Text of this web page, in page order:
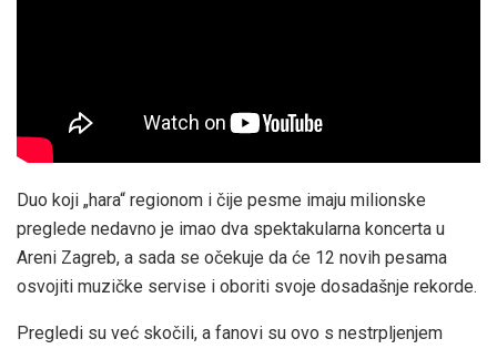
Duo koji „hara“ regionom i čije pesme imaju milionske
preglede nedavno je imao dva spektakularna koncerta u
Areni Zagreb, a sada se očekuje da će 12 novih pesama
osvojiti muzičke servise i oboriti svoje dosadašnje rekorde.
Pregledi su već skočili, a fanovi su ovo s nestrpljenjem